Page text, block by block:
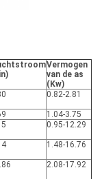
Vermogen
van de as
(Kw)
0.82-2.81
1.04-3.75
0.95-12.29
1.48-16.76
2.08-17.92